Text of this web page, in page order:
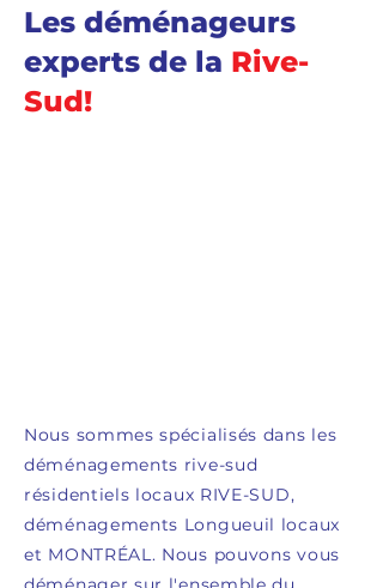
Les déménageurs
experts de la Rive-
Sud!
Nous sommes spécialisés dans les
déménagements rive-sud
résidentiels locaux RIVE-SUD,
déménagements Longueuil locaux
et MONTRÉAL. Nous pouvons vous